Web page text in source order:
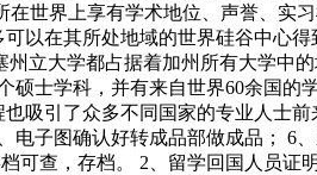
世界上享有学术地位、声誉、实
以在其所处地域的世界硅谷中心
立大学都占据着加州所有大学中
硕士学科，并有来自世界60余国
吸引了众多不同国家的专业人士
电子图确认好转成品部做成品；
可查，存档。 2、留学回国人员